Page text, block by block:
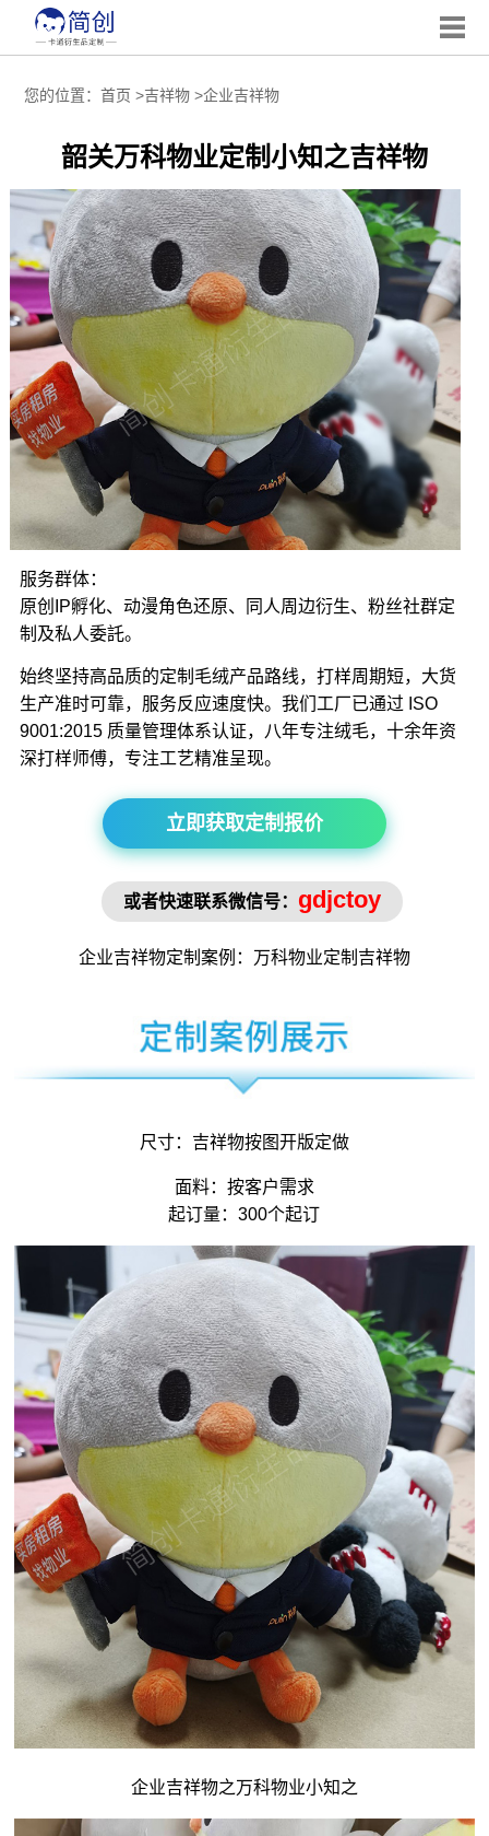
您的位置： 首页 >吉祥物>企业吉祥物
韶关万科物业定制小知之吉祥物
服务群体：
原创IP孵化、动漫角色还原、同人周边衍生、粉丝社群定
制及私人委託。
始终坚持高品质的定制毛绒产品路线，打样周期短，大货
生产准时可靠，服务反应速度快。我们工厂已通过 ISO
9001:2015 质量管理体系认证，八年专注绒毛，十余年资
深打样师傅，专注工艺精准呈现。
立即获取定制报价
或者快速联系微信号： gdjctoy
企业吉祥物定制案例：万科物业定制 吉祥物
尺寸： 吉祥物按图开版定做
面料：按客户需求
起订量：300个起订
企业吉祥物之万科物业小知之